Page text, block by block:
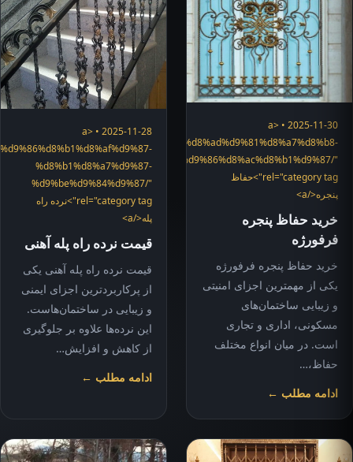
2025-11-30 • <a
hefazshop.com/category/services/%d8%ad%d9%81%d8%a7%d8%b8-
%d9%be%d9%86%d8%ac%d8%b1%d9%87/"
rel="category tag">حفاظ
پنجره</a>
خرید حفاظ پنجره
فرفورژه
خرید حفاظ پنجره فرفورژه
یکی از مهمترین اجزای امنیتی
و زیبایی ساختمان‌های
مسکونی، اداری و تجاری
است. در میان انواع مختلف
حفاظ،…
ادامه مطلب ←
2025-11-28 • <a
%d8%b1%d8%a7%d9%87-
%d9%be%d9%84%d9%87/"
rel="category tag">نرده راه
پله</a>
قیمت نرده راه پله آهنی
قیمت نرده راه پله آهنی یکی
از پرکاربردترین اجزای ایمنی
و زیبایی در ساختمان‌هاست.
این نرده‌ها علاوه بر جلوگیری
از کاهش و افزایش…
ادامه مطلب ←